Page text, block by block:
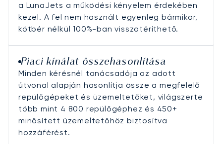
a LunaJets a működési kényelem érdekében
kezel. A fel nem használt egyenleg bármikor,
kötbér nélkül 100%-ban visszatéríthető.
Piaci kínálat összehasonlítása
Minden kérésnél tanácsadója az adott
útvonal alapján hasonlítja össze a megfelelő
repülőgépeket és üzemeltetőket, világszerte
több mint 4 800 repülőgéphez és 450+
minősített üzemeltetőhöz biztosítva
hozzáférést.